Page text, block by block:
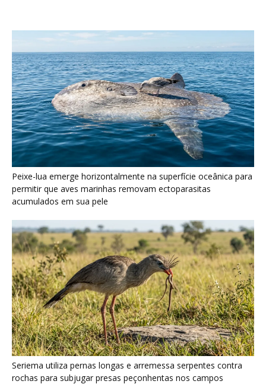
Seriema utiliza pernas longas e arremessa serpentes contra
rochas para subjugar presas peçonhentas nos campos
Poraquê sincroniza descargas elétricas em grupo para
amplificar campo elétrico e atordoar cardumes de peixes
maiores na Amazônia